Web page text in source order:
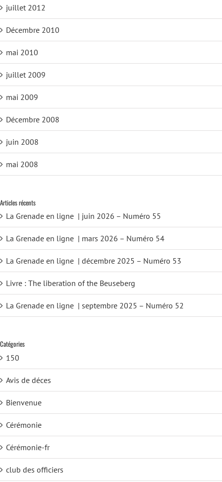
juillet 2012
Décembre 2010
mai 2010
juillet 2009
mai 2009
Décembre 2008
juin 2008
mai 2008
Articles récents
La Grenade en ligne | juin 2026 – Numéro 55
La Grenade en ligne | mars 2026 – Numéro 54
La Grenade en ligne | décembre 2025 – Numéro 53
Livre : The liberation of the Beuseberg
La Grenade en ligne | septembre 2025 – Numéro 52
Catégories
150
Avis de déces
Bienvenue
Cérémonie
Cérémonie-fr
club des officiers